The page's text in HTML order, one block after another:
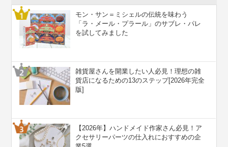
モン・サン＝ミシェルの伝統を味わう
「ラ・メール・プラール」のサブレ・パレ
を試してみました
雑貨屋さんを開業したい人必見！理想の雑
貨店になるための13のステップ[2026年完全
版]
【2026年】ハンドメイド作家さん必見！ア
クセサリーパーツの仕入れにおすすめの企